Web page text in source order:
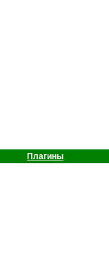
Плагины